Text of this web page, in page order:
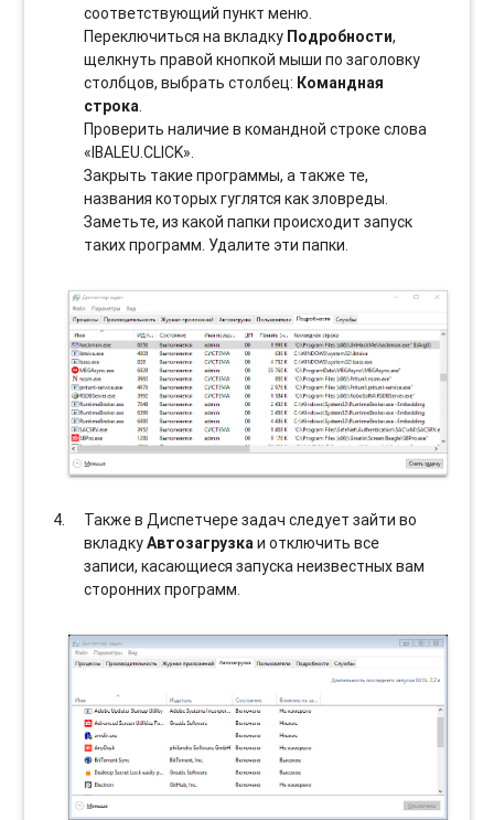
соотвeтствующий пункт меню.
Переключиться на вкладку Подробности,
щелкнуть правой кнопкой мыши по заголовку
столбцов, выбрать столбец: Командная
строка.
Проверить наличие в командной строке слова
«IBALEU.CLICK».
Закрыть такие программы, а также те,
названия которых гуглятся как зловреды.
Заметьте, из какой папки происходит запуск
таких программ. Удалите эти папки.
Также в Диспетчере задач следует зайти во
вкладкуАвтозагрузкаи отключить все
записи, касающиеся запуска неизвестных вам
сторонних программ.